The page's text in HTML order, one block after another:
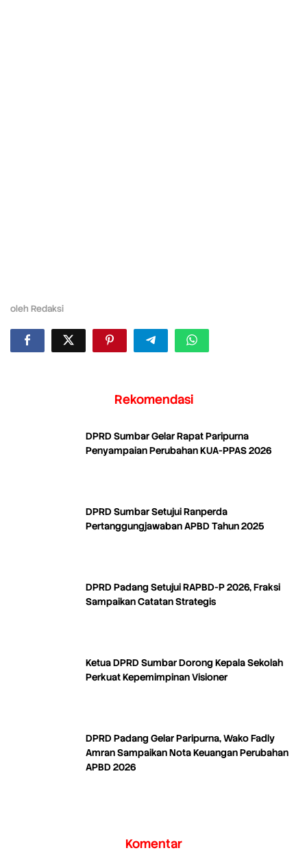
oleh Redaksi
Rekomendasi
DPRD Sumbar Gelar Rapat Paripurna
Penyampaian Perubahan KUA-PPAS 2026
DPRD Sumbar Setujui Ranperda
Pertanggungjawaban APBD Tahun 2025
DPRD Padang Setujui RAPBD-P 2026, Fraksi
Sampaikan Catatan Strategis
Ketua DPRD Sumbar Dorong Kepala Sekolah
Perkuat Kepemimpinan Visioner
DPRD Padang Gelar Paripurna, Wako Fadly
Amran Sampaikan Nota Keuangan Perubahan
APBD 2026
Komentar